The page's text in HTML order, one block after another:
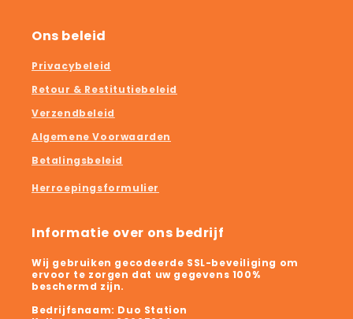
Ons beleid
Privacybeleid
Retour & Restitutiebeleid
Verzendbeleid
Algemene Voorwaarden
Betalingsbeleid
Herroepingsformulier
Informatie over ons bedrijf
Wij gebruiken gecodeerde SSL-beveiliging om
ervoor te zorgen dat uw gegevens 100%
beschermd zijn.
Bedrijfsnaam: Duo Station